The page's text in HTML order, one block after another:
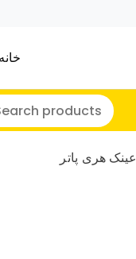
ولن
ماگ نایکر توی
خانه
هری پاتر